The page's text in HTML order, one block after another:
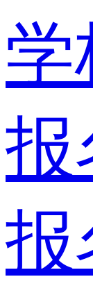
学
报
报